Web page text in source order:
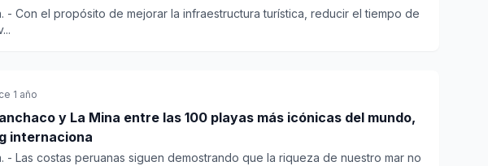
- Con el propósito de mejorar la infraestructura turística, reducir el tiempo de
1 año
y La Mina entre las 100 playas más icónicas del mundo,
internaciona
- Las costas peruanas siguen demostrando que la riqueza de nuestro mar no